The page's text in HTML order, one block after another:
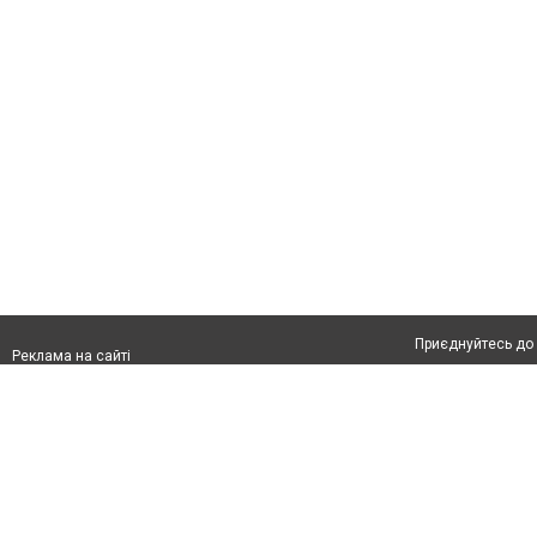
Реклама на сайті
Приєднуйтесь до